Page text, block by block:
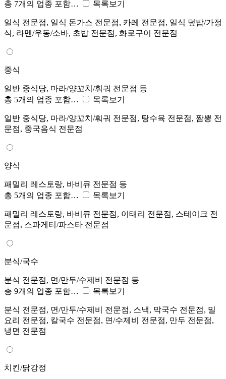
총 7개의 업종 포함… 목록보기
일식 전문점, 일식 돈가스 전문점, 카레 전문점, 일식 덮밥/가정
식, 라멘/우동/소바, 초밥 전문점, 화로구이 전문점
중식
일반 중식당, 마라/양꼬치/훠궈 전문점 등
총 5개의 업종 포함…
목록보기
일반 중식당, 마라/양꼬치/훠궈 전문점, 탕수육 전문점, 짬뽕 전
문점, 중국음식 전문점
양식
패밀리 레스토랑, 바비큐 전문점 등
총 5개의 업종 포함…
목록보기
패밀리 레스토랑, 바비큐 전문점, 이태리 전문점, 스테이크 전
문점, 스파게티/파스타 전문점
분식/국수
분식 전문점, 면/만두/수제비 전문점 등
총 9개의 업종 포함…
목록보기
분식 전문점, 면/만두/수제비 전문점, 스낵, 막국수 전문점, 밀
요리 전문점, 칼국수 전문점, 면/수제비 전문점, 만두 전문점,
냉면 전문점
치킨/닭강정